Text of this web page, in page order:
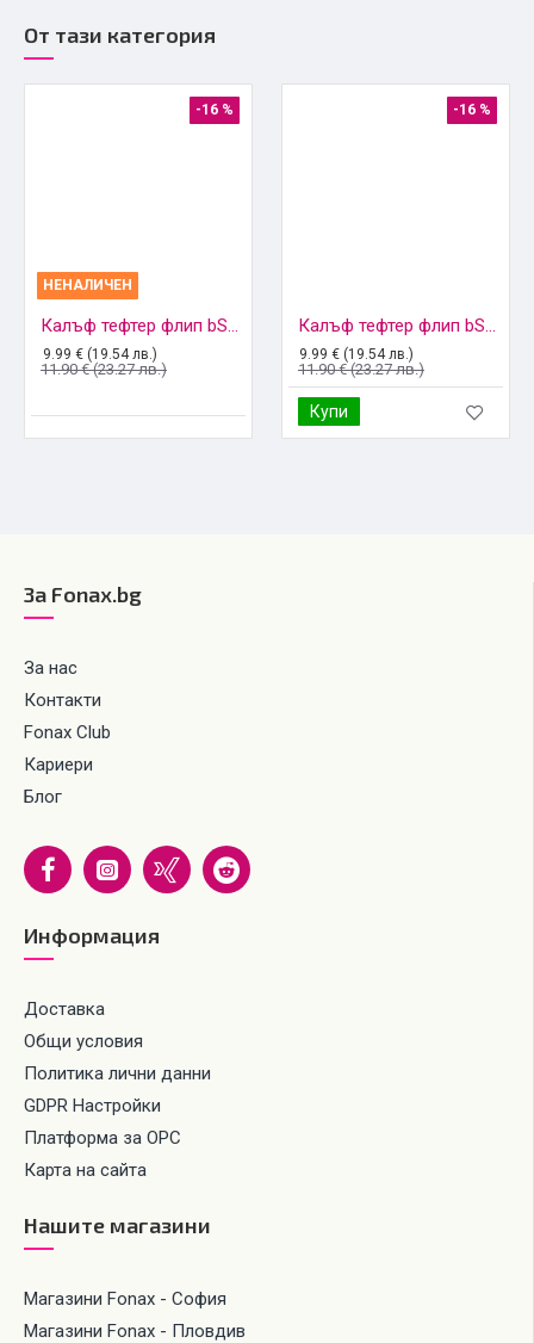
От тази категория
-16 %
НЕНАЛИЧЕН
Калъф тефтер флип bSmart Magnetic Book страничен, За Samsung Galaxy S22 5G (S901B), Черен
9.99 € (19.54 лв.)
11.90 € (23.27 лв.)
-16 %
Калъф тефтер флип bSmart Magnetic Book страничен, За Samsung Galaxy S22 Plus 5G (S906B), Черен
9.99 € (19.54 лв.)
11.90 € (23.27 лв.)
Купи
За Fonax.bg
За нас
Контакти
Fonax Club
Кариери
Блог
Информация
Доставка
Общи условия
Политика лични данни
GDPR Настройки
Платформа за ОРС
Карта на сайта
Нашите магазини
Магазини Fonax - София
Магазини Fonax - Пловдив